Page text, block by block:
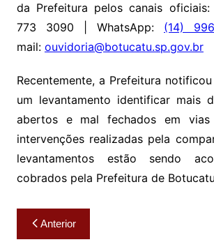
da Prefeitura pelos canais oficiais:
773 3090 | WhatsApp: (14)
mail: ouvidoria@botucatu.sp.gov.br
Recentemente, a Prefeitura
um levantamento identificar mais
abertos e mal fechados em vias
intervenções realizadas pela
levantamentos estão sendo
cobrados pela Prefeitura de
Navegação
de
Anterior